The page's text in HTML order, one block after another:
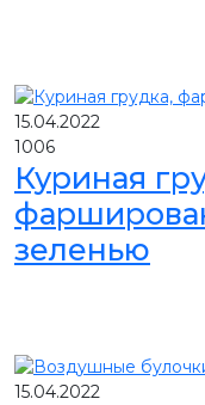
15.04.2022
1006
Куриная
зеленью
15.04.2022